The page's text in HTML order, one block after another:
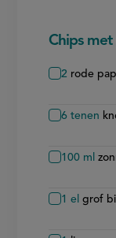
Chips
2 rode
6 tenen
100 ml
1 el grof